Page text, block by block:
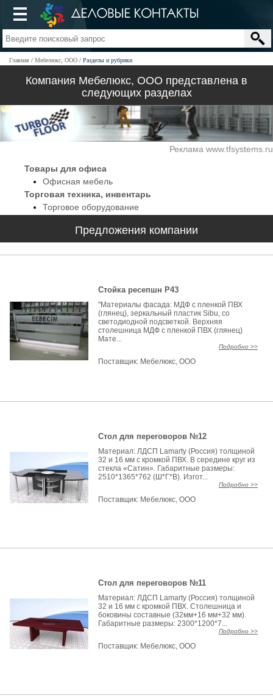
Главная Мебелюкс, ООО Разделы и рубрики
Компания Мебелюкс, ООО представлена в
следующих разделах
Реклама www.tfsystems.ru
Товары для офиса
Офисная мебель
Торговая техника, инвентарь
Торговое оборудование
Предложения компании
Стойка ресепшн Р43
"Материалы фасада: МДФ с пленкой ПВХ
(глянец), зеркальный пластик Sibu, со
светодиодной подсветкой. Верхняя
столешница МДФ с пленкой ПВХ (глянец)
Мате...
Подробно >>
Поставщик: Мебелюкс, ООО
Стол для переговоров №12
Материал: ЛДСП Lamarty (Россия) толщиной
32 и 16 мм с кромкой ПВХ. В середине круг из
стекла «Сатин». Габаритные размеры:
2510*1365*762 (Ш*Г*В). Изгот...
Подробно >>
Поставщик: Мебелюкс, ООО
Стол для переговоров №11
Материал: ЛДСП Lamarty (Россия) толщиной
32 и 16 мм с кромкой ПВХ. Столешница и
боковины составные (32мм+16 мм+32 мм).
Габаритные размеры: 2300*1200*7...
Подробно >>
Поставщик: Мебелюкс, ООО